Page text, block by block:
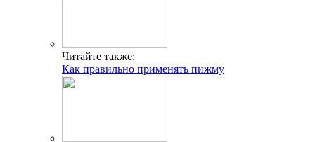
Читайте также:
Как правильно применять пижму